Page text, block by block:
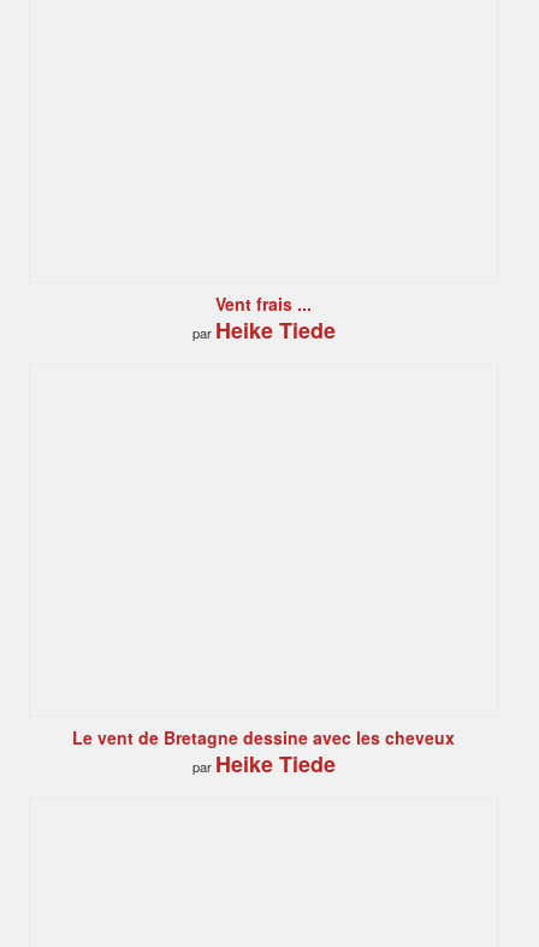
Vent frais ...
par Heike Tiede
Le vent de Bretagne dessine avec les cheveux
par Heike Tiede